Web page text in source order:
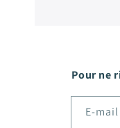
Pour ne
E-mail